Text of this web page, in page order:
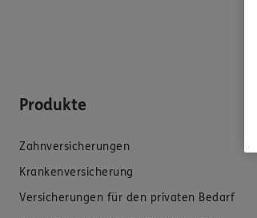
Produkte
Zahnversicherungen
Krankenversicherung
Versicherungen für den privaten Bedarf